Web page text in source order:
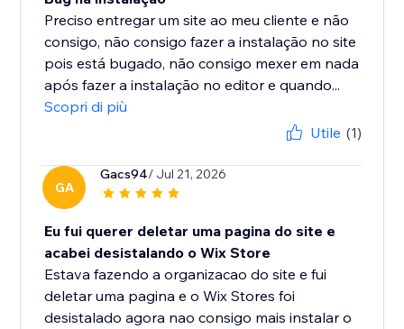
Preciso entregar um site ao meu cliente e não
consigo, não consigo fazer a instalação no site
pois está bugado, não consigo mexer em nada
após fazer a instalação no editor e quando...
Scopri di più
Utile (1)
GA
Gacs94/ Jul 21, 2026
Eu fui querer deletar uma pagina do site e
acabei desistalando o Wix Store
Estava fazendo a organizacao do site e fui
deletar uma pagina e o Wix Stores foi
desistalado agora nao consigo mais instalar o